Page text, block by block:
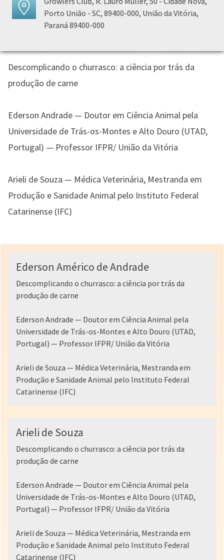
Porto União - SC, 89400-000, União da Vitória,
Paraná 89400-000
Descomplicando o churrasco: a ciência por trás da
produção de carne
Ederson Andrade — Doutor em Ciência Animal pela
Universidade de Trás-os-Montes e Alto Douro (UTAD,
Portugal) — Professor IFPR/ União da Vitória
Arieli de Souza — Médica Veterinária, Mestranda em
Produção e Sanidade Animal pelo Instituto Federal
Catarinense (IFC)
Ederson Américo de Andrade
Descomplicando o churrasco: a ciência por trás da
produção de carne
Ederson Andrade — Doutor em Ciência Animal pela
Universidade de Trás-os-Montes e Alto Douro (UTAD,
Portugal) — Professor IFPR/ União da Vitória
Arieli de Souza — Médica Veterinária, Mestranda em
Produção e Sanidade Animal pelo Instituto Federal
Catarinense (IFC)
Arieli de Souza
Descomplicando o churrasco: a ciência por trás da
produção de carne
Ederson Andrade — Doutor em Ciência Animal pela
Universidade de Trás-os-Montes e Alto Douro (UTAD,
Portugal) — Professor IFPR/ União da Vitória
Arieli de Souza — Médica Veterinária, Mestranda em
Produção e Sanidade Animal pelo Instituto Federal
Catarinense (IFC)